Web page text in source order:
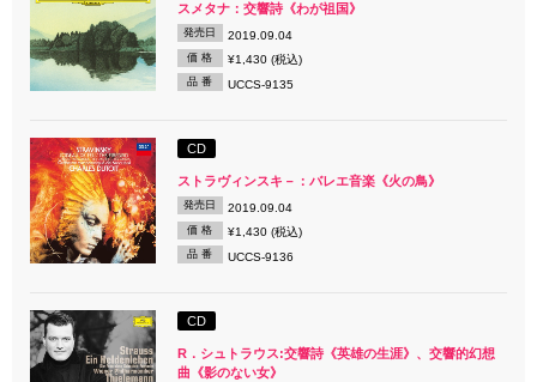
スメタナ：交響詩《わが祖国》
発売日 2019.09.04
価 格 ¥1,430 (税込)
品 番 UCCS-9135
CD
ストラヴィンスキ－：バレエ音楽《火の鳥》
発売日 2019.09.04
価 格 ¥1,430 (税込)
品 番 UCCS-9136
CD
R．シュトラウス:交響詩《英雄の生涯》、交響的幻想
曲《影のない女》